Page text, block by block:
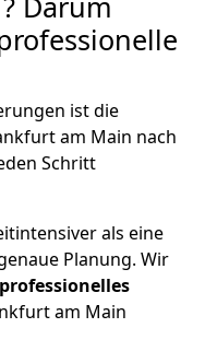
ist die
am Main nach
Schritt
als eine
Planung. Wir
professionelles
am Main